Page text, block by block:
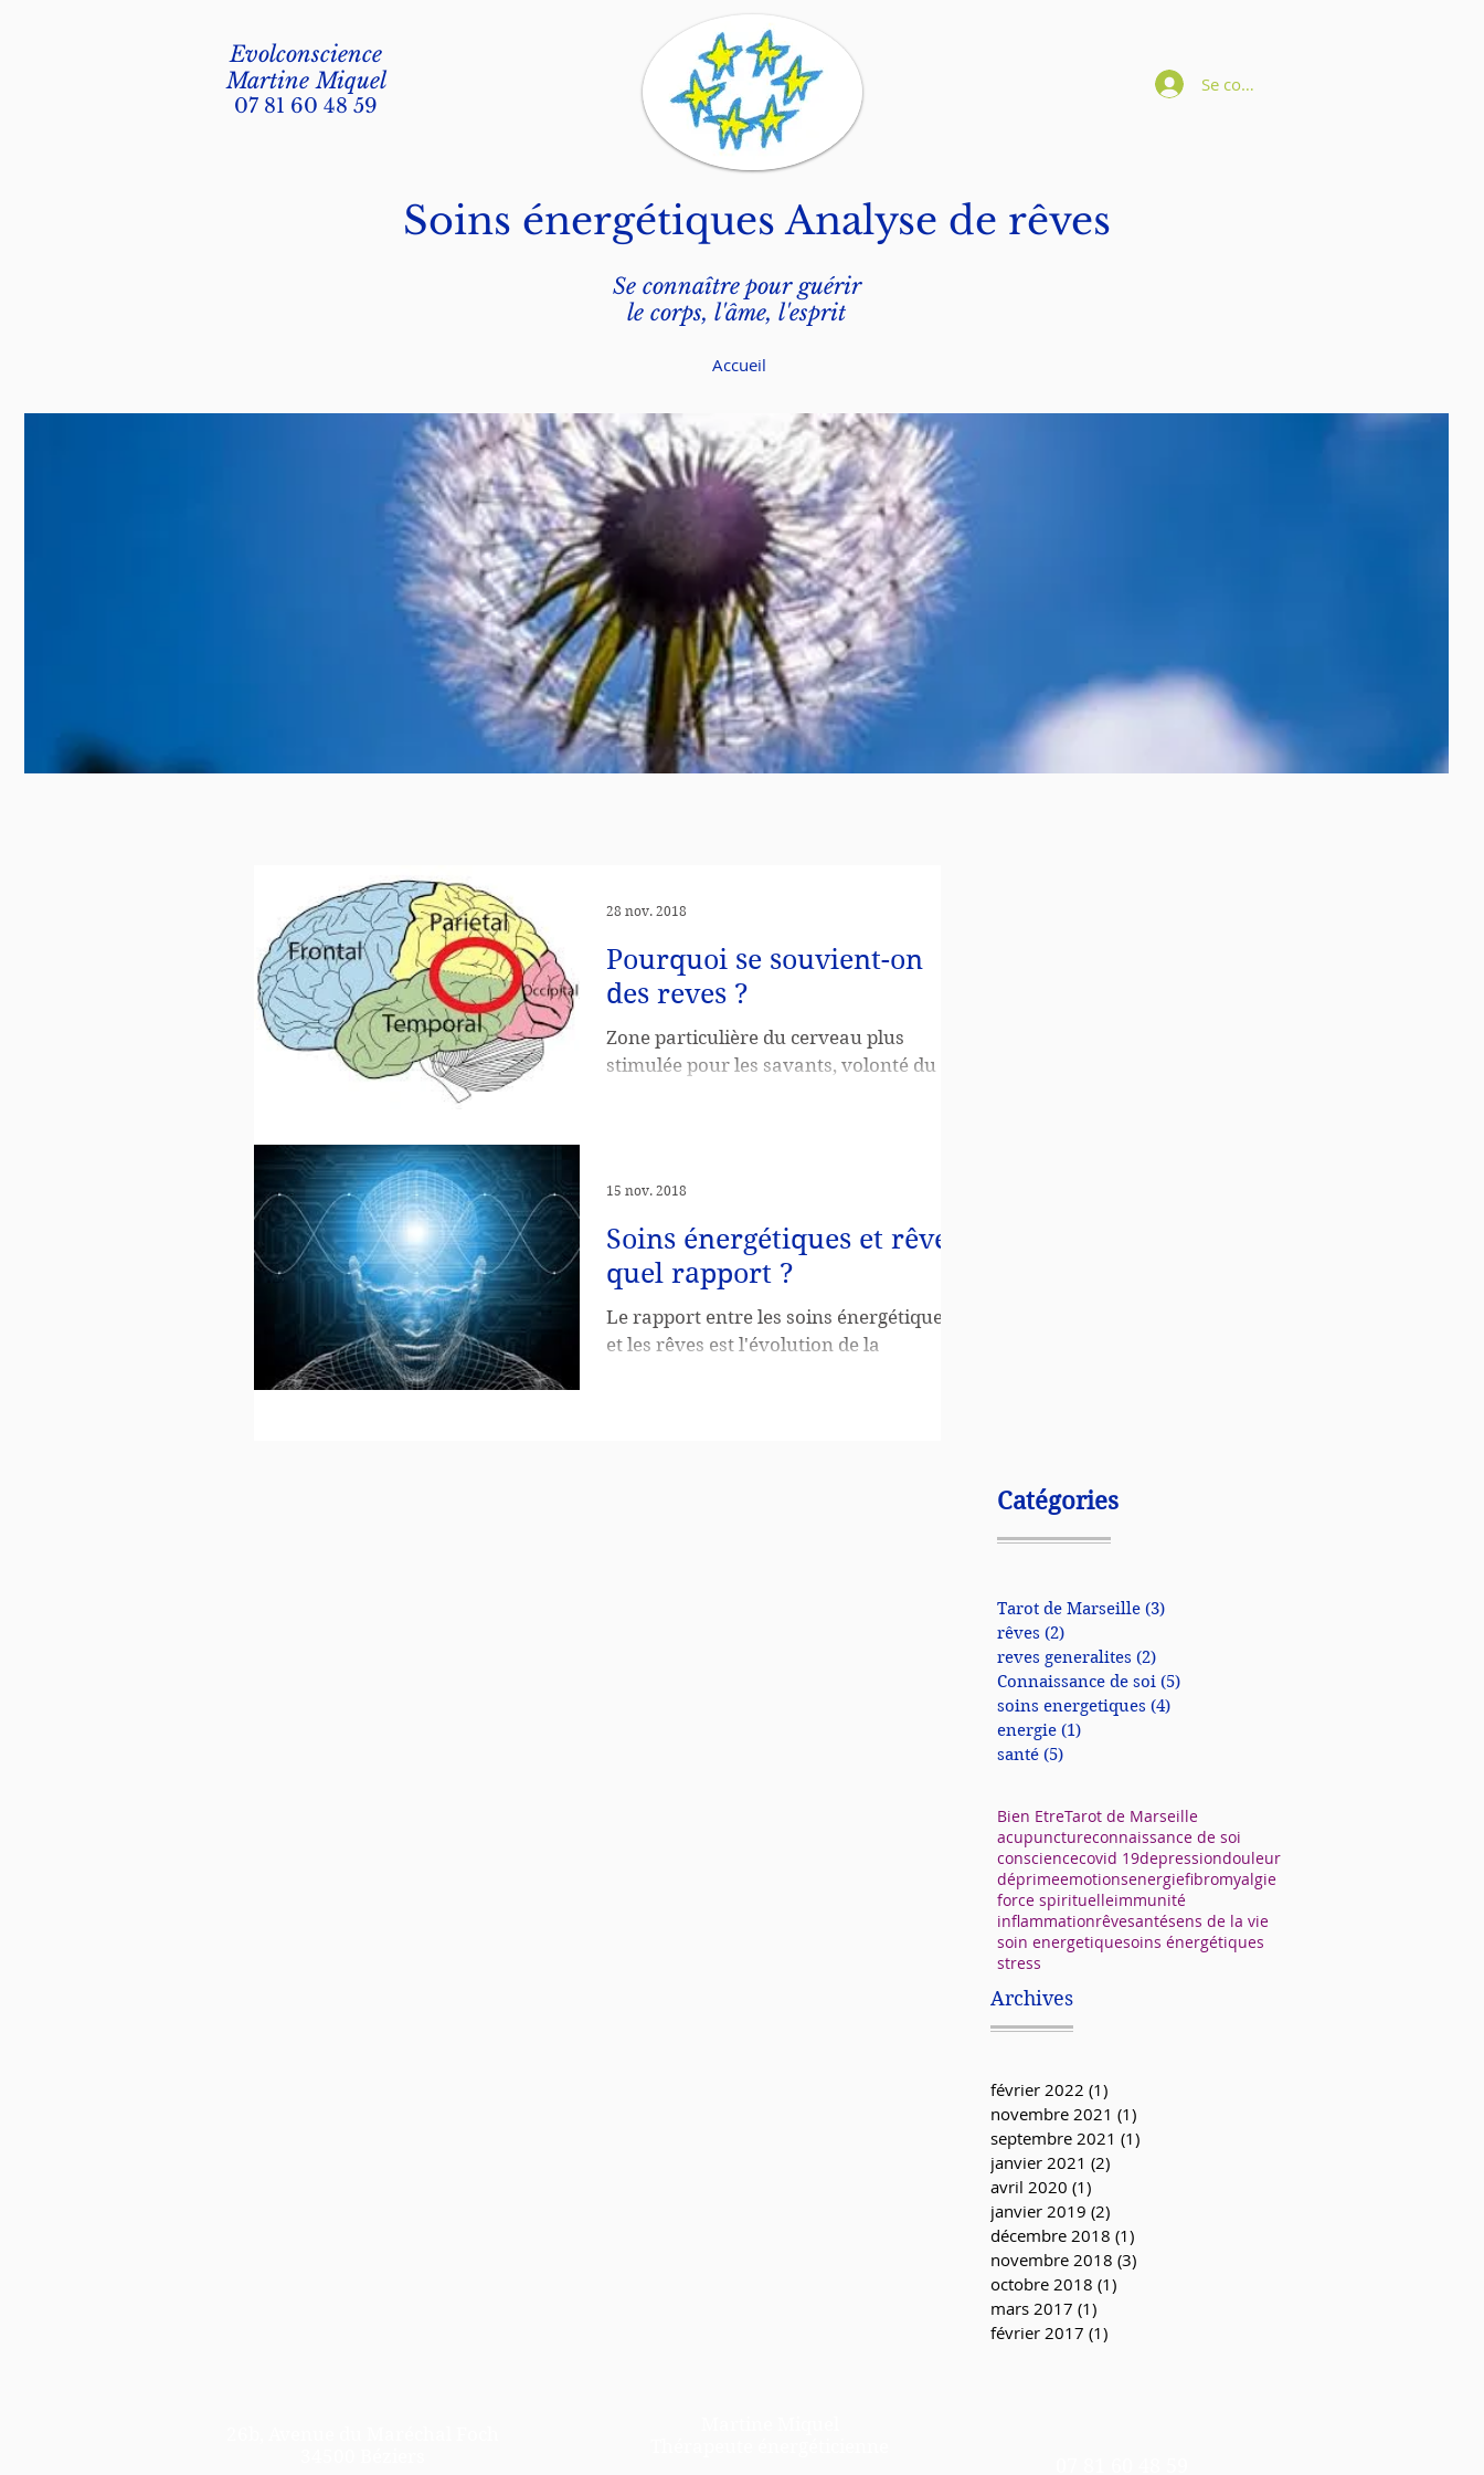
Evolconscience
Martine Miquel
07 81 60 48 59
Se connecter
Soins énergétiques Analyse de rêves
Se connaître pour guérir
le corps, l'âme, l'esprit
Accueil
Pourquoi se souvient-on
des reves ?
Zone particulière du cerveau plus
stimulée pour les savants, volonté du
28 nov. 2018
Soins énergétiques et rêves
quel rapport ?
Le rapport entre les soins énergétiques
et les rêves est l'évolution de la
15 nov. 2018
Catégories
Tarot de Marseille (3)
rêves (2)
reves generalites (2)
Connaissance de soi (5)
soins energetiques (4)
energie (1)
santé (5)
Bien EtreTarot de Marseille
acupunctureconnaissance de soi
consciencecovid 19depressiondouleur
déprimeemotionsenergiefibromyalgie
force spirituelleimmunité
inflammationrêvesantésens de la vie
soin energetiquesoins énergétiques
stress
Archives
février 2022 (1)
novembre 2021 (1)
septembre 2021 (1)
janvier 2021 (2)
avril 2020 (1)
janvier 2019 (2)
décembre 2018 (1)
novembre 2018 (3)
octobre 2018 (1)
mars 2017 (1)
février 2017 (1)